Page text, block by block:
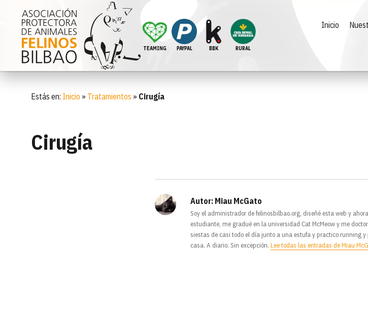
TEAMING PAYPAL BBK RURAL
Inicio
Estás en: Inicio » Tratamientos » Cirugía
Cirugía
Autor: Miau McGato
Soy el administrador de felinosbilbao.org, diseñé esta web y
estudiante, me gradué en la universidad Cat McMeow y me
siestas de casi todo el día junto a una estufa y practico running
casa. A diario. Sin excepción.Lee todas las entradas de Miau